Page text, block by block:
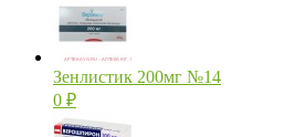
Зенлистик 200мг №14
0 ₽